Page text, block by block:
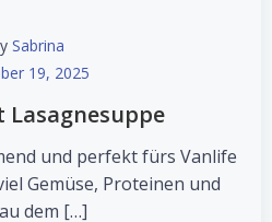
Sabrina
19, 2025
Lasagnesuppe
und perfekt fürs Vanlife
Gemüse, Proteinen und
dem […]